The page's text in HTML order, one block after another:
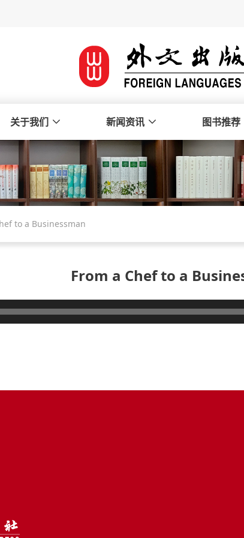
关于我们 新闻资讯 图书推荐
to a Businessman
From a Chef to a